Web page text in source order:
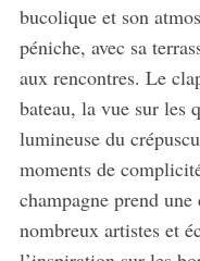
bucolique et son
péniche, avec sa
aux rencontres. Le
bateau, la vue sur les
lumineuse du
moments de
champagne prend
nombreux artistes et
r
c
h
f
r
: